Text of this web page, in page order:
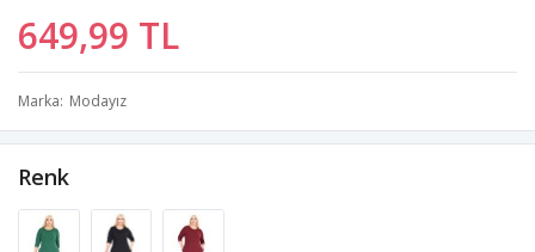
649,99 TL
Marka Modayız
Renk